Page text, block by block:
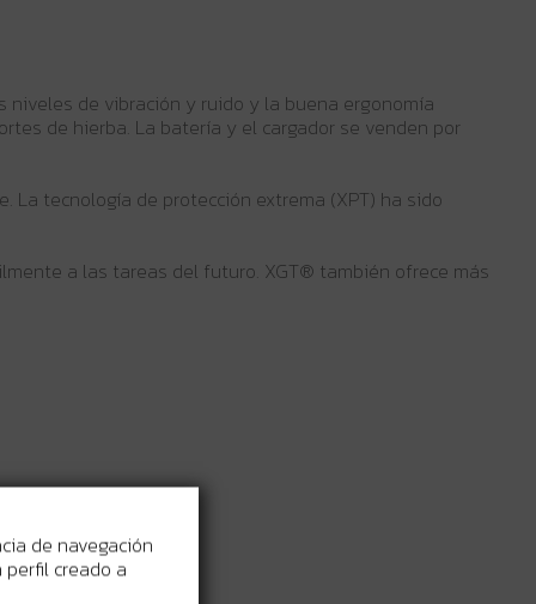
niveles de vibración y ruido y la buena ergonomía
de hierba. La batería y el cargador se venden por
tecnología de protección extrema (XPT) ha sido
a las tareas del futuro. XGT® también ofrece más
de navegación
creado a